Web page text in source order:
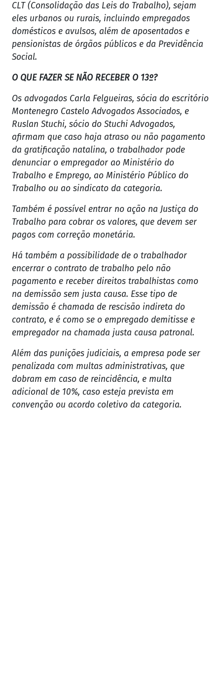
CLT (Consolidação das Leis do Trabalho), sejam
eles urbanos ou rurais, incluindo empregados
domésticos e avulsos, além de aposentados e
pensionistas de órgãos públicos e da Previdência
Social.
O QUE FAZER SE NÃO RECEBER O 13º?
Os advogados Carla Felgueiras, sócia do escritório
Montenegro Castelo Advogados Associados, e
Ruslan Stuchi, sócio do Stuchi Advogados,
afirmam que caso haja atraso ou não pagamento
da gratificação natalina, o trabalhador pode
denunciar o empregador ao Ministério do
Trabalho e Emprego, ao Ministério Público do
Trabalho ou ao sindicato da categoria.
Também é possível entrar no ação na Justiça do
Trabalho para cobrar os valores, que devem ser
pagos com correção monetária.
Há também a possibilidade de o trabalhador
encerrar o contrato de trabalho pelo não
pagamento e receber direitos trabalhistas como
na demissão sem justa causa. Esse tipo de
demissão é chamada de rescisão indireta do
contrato, e é como se o empregado demitisse e
empregador na chamada justa causa patronal.
Além das punições judiciais, a empresa pode ser
penalizada com multas administrativas, que
dobram em caso de reincidência, e multa
adicional de 10%, caso esteja prevista em
convenção ou acordo coletivo da categoria.